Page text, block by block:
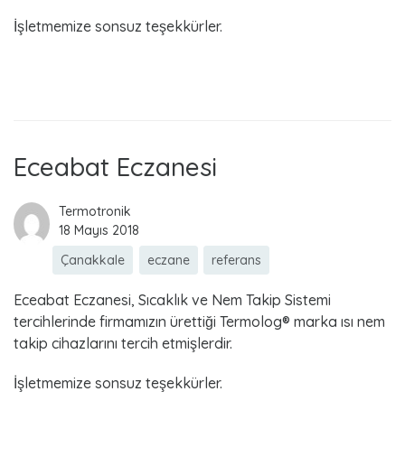
İşletmemize sonsuz teşekkürler.
Eceabat Eczanesi
Termotronik
18 Mayıs 2018
Çanakkale
eczane referans
Eceabat Eczanesi, Sıcaklık ve Nem Takip Sistemi
tercihlerinde firmamızın ürettiği Termolog® marka ısı nem
takip cihazlarını tercih etmişlerdir.
İşletmemize sonsuz teşekkürler.